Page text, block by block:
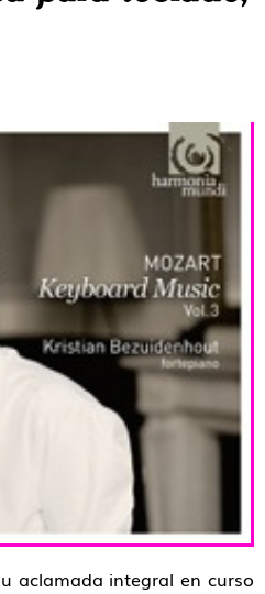
aclamada integral en curso